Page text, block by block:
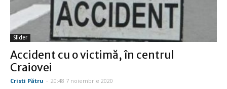
Slider
Accident cu o victimă, în centrul
Craiovei
Cristi Pătru - 20:48 7 noiembrie 2020